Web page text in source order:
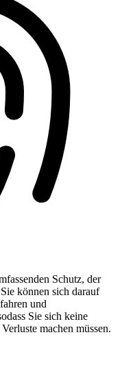
Schutz, der
können sich darauf
und
Sie sich keine
machen müssen.